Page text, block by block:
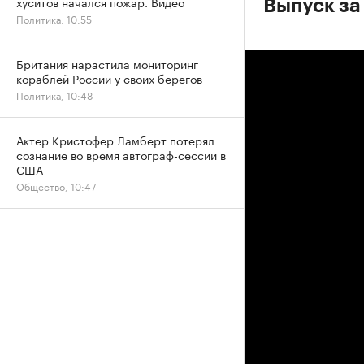
Выпуск
Политика, 10:55
Британия нарастила мониторинг
кораблей России у своих берегов
Политика, 10:48
Актер Кристофер Ламберт потерял
сознание во время автограф-сессии в
США
Общество, 10:47